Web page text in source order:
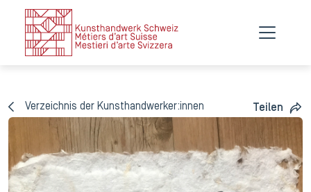
Verzeichnis der Kunsthandwerker:innen Teilen